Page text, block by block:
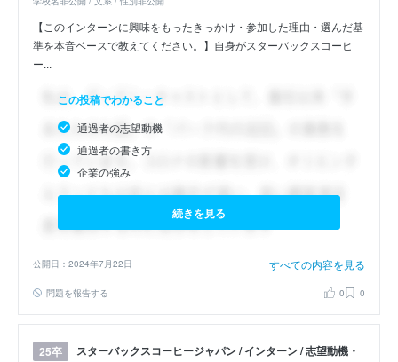
【このインターンに興味をもったきっかけ・参加した理由・選んだ基
準を本音ベースで教えてください。】自身がスターバックスコーヒ
ー...
この投稿でわかること
通過者の志望動機
通過者の書き方
企業の強み
続きを見る
公開日：2024年7月22日 すべての内容を見る
問題を報告する 0 0
25卒
スターバックスコーヒージャパン / インターン / 志望動機・